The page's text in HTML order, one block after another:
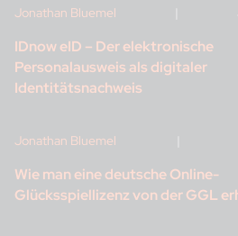
Jonathan Bluemel
IDnow eID – Der elektronische
Personalausweis als digitaler
Identitätsnachweis
Jonathan Bluemel
Wie man eine deutsche Online-
Glücksspiellizenz von der GGL